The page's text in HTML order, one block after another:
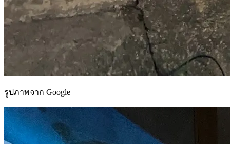
รูปภาพจาก Google